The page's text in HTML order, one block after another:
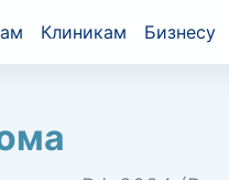
Клиникам Бизнесу